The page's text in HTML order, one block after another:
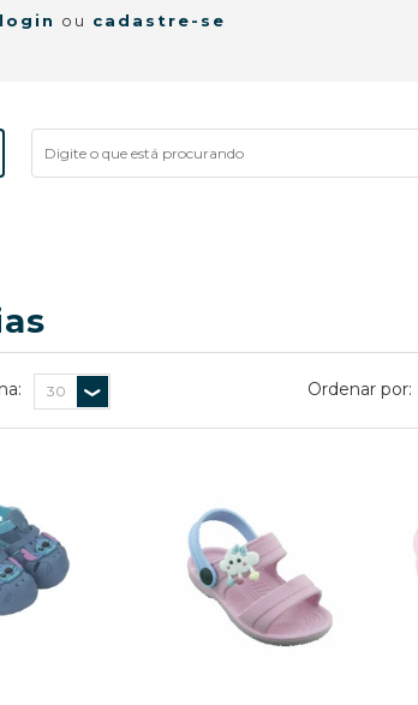
login ou cadastre-se
Ordenar por: